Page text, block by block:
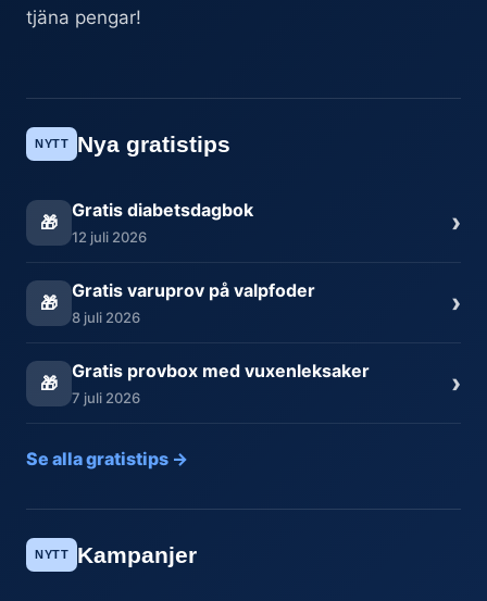
tjäna pengar!
NYTT Nya gratistips
🎁
Gratis diabetsdagbok
12 juli 2026 ›
🎁
Gratis varuprov på valpfoder
8 juli 2026 ›
🎁
Gratis provbox med vuxenleksaker
7 juli 2026 ›
Se alla gratistips →
NYTT Kampanjer